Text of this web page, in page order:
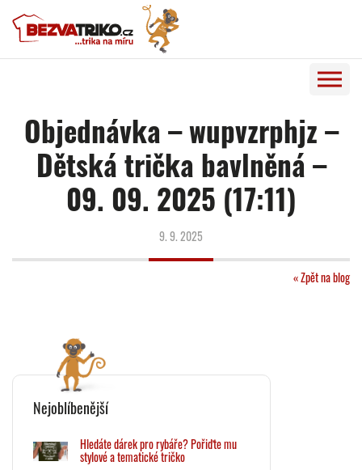
Objednávka – wupvzrphjz –
Dětská trička bavlněná –
09. 09. 2025 (17:11)
9. 9. 2025
« Zpět na blog
Nejoblíbenější
Hledáte dárek pro rybáře? Pořiďte mu
stylové a tematické tričko